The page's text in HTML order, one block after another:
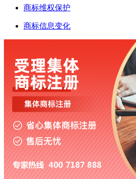
商标维权保护
商标信息变化